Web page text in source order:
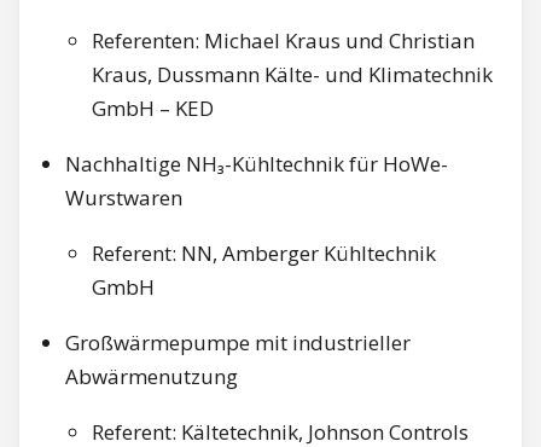
Referenten: Michael Kraus und Christian
Kraus, Dussmann Kälte- und Klimatechnik
GmbH – KED
Nachhaltige NH₃-Kühltechnik für HoWe-
Wurstwaren
Referent: NN, Amberger Kühltechnik
GmbH
Großwärmepumpe mit industrieller
Abwärmenutzung
Referent: Kältetechnik, Johnson Controls